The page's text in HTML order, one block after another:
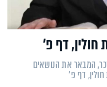
דף פ’
המבאר את הנושאים
דף פ'